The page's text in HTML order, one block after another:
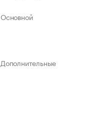
Основной
Дополнительные